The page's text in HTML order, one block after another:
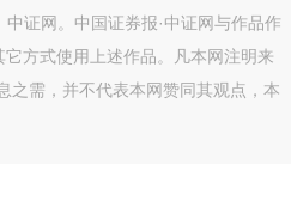
证网。中国证券报·中证网与作品作
方式使用上述作品。凡本网注明来
之需，并不代表本网赞同其观点，本